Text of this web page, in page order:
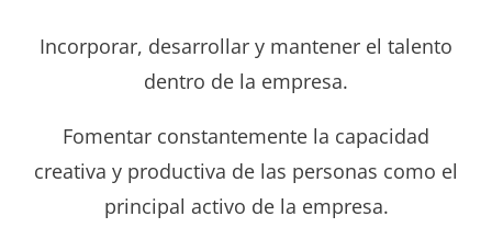
Incorporar, desarrollar y mantener el talento
dentro de la empresa.
Fomentar constantemente la capacidad
creativa y productiva de las personas como el
principal activo de la empresa.